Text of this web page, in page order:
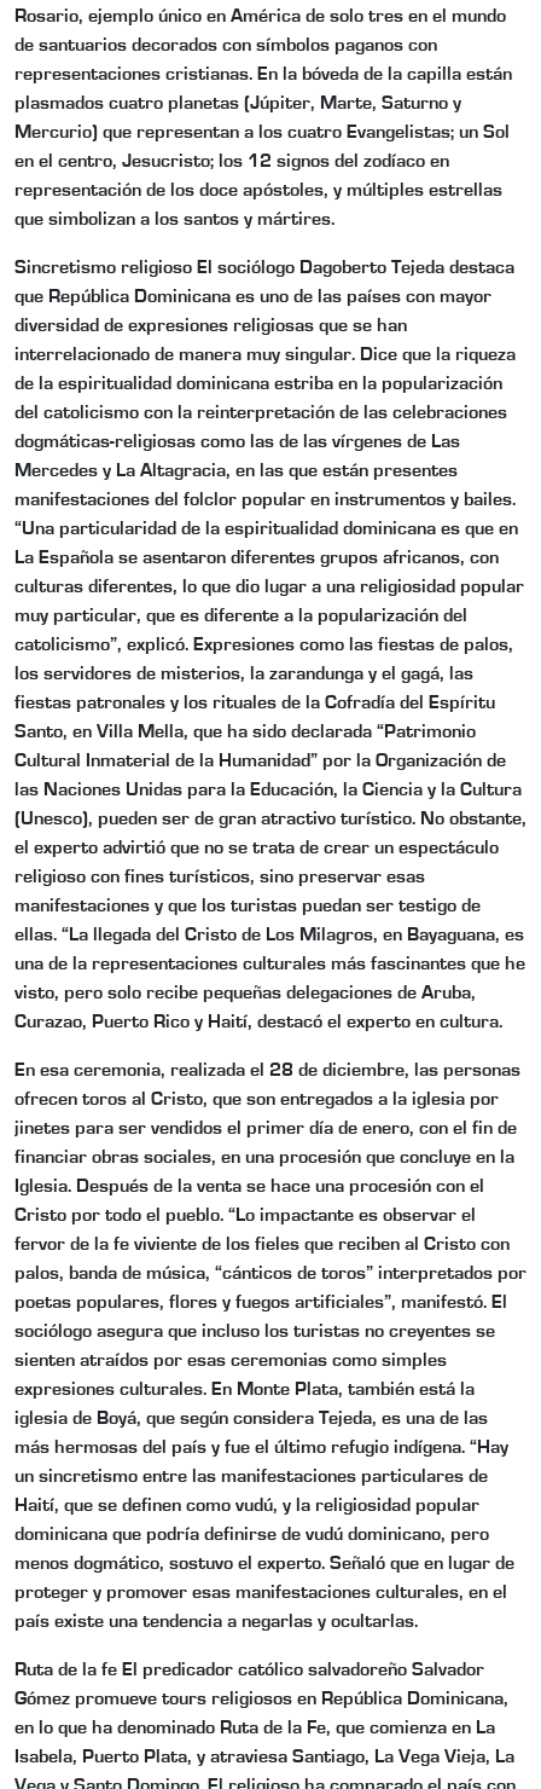
Rosario, ejemplo único en América de solo tres en el mundo
de santuarios decorados con símbolos paganos con
representaciones cristianas. En la bóveda de la capilla están
plasmados cuatro planetas (Júpiter, Marte, Saturno y
Mercurio) que representan a los cuatro Evangelistas; un Sol
en el centro, Jesucristo; los 12 signos del zodíaco en
representación de los doce apóstoles, y múltiples estrellas
que simbolizan a los santos y mártires.
Sincretismo religioso El sociólogo Dagoberto Tejeda destaca
que República Dominicana es uno de las países con mayor
diversidad de expresiones religiosas que se han
interrelacionado de manera muy singular. Dice que la riqueza
de la espiritualidad dominicana estriba en la popularización
del catolicismo con la reinterpretación de las celebraciones
dogmáticas-religiosas como las de las vírgenes de Las
Mercedes y La Altagracia, en las que están presentes
manifestaciones del folclor popular en instrumentos y bailes.
“Una particularidad de la espiritualidad dominicana es que en
La Española se asentaron diferentes grupos africanos, con
culturas diferentes, lo que dio lugar a una religiosidad popular
muy particular, que es diferente a la popularización del
catolicismo”, explicó. Expresiones como las fiestas de palos,
los servidores de misterios, la zarandunga y el gagá, las
fiestas patronales y los rituales de la Cofradía del Espíritu
Santo, en Villa Mella, que ha sido declarada “Patrimonio
Cultural Inmaterial de la Humanidad” por la Organización de
las Naciones Unidas para la Educación, la Ciencia y la Cultura
(Unesco), pueden ser de gran atractivo turístico. No obstante,
el experto advirtió que no se trata de crear un espectáculo
religioso con fines turísticos, sino preservar esas
manifestaciones y que los turistas puedan ser testigo de
ellas. “La llegada del Cristo de Los Milagros, en Bayaguana, es
una de la representaciones culturales más fascinantes que he
visto, pero solo recibe pequeñas delegaciones de Aruba,
Curazao, Puerto Rico y Haití, destacó el experto en cultura.
En esa ceremonia, realizada el 28 de diciembre, las personas
ofrecen toros al Cristo, que son entregados a la iglesia por
jinetes para ser vendidos el primer día de enero, con el fin de
financiar obras sociales, en una procesión que concluye en la
Iglesia. Después de la venta se hace una procesión con el
Cristo por todo el pueblo. “Lo impactante es observar el
fervor de la fe viviente de los fieles que reciben al Cristo con
palos, banda de música, “cánticos de toros” interpretados por
poetas populares, flores y fuegos artificiales”, manifestó. El
sociólogo asegura que incluso los turistas no creyentes se
sienten atraídos por esas ceremonias como simples
expresiones culturales. En Monte Plata, también está la
iglesia de Boyá, que según considera Tejeda, es una de las
más hermosas del país y fue el último refugio indígena. “Hay
un sincretismo entre las manifestaciones particulares de
Haití, que se definen como vudú, y la religiosidad popular
dominicana que podría definirse de vudú dominicano, pero
menos dogmático, sostuvo el experto. Señaló que en lugar de
proteger y promover esas manifestaciones culturales, en el
país existe una tendencia a negarlas y ocultarlas.
Ruta de la fe El predicador católico salvadoreño Salvador
Gómez promueve tours religiosos en República Dominicana,
en lo que ha denominado Ruta de la Fe, que comienza en La
Isabela, Puerto Plata, y atraviesa Santiago, La Vega Vieja, La